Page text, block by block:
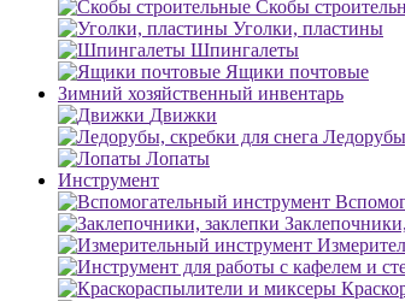
Скобы
Уголки, пластины
Шпингалеты
Ящики почтовые
Зимний хозяйственный инвентарь
Движки
Лопаты
Инструмент